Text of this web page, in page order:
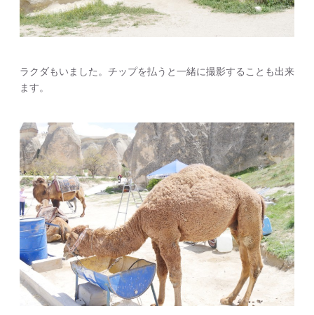
ラクダもいました。チップを払うと一緒に撮影することも出来
ます。